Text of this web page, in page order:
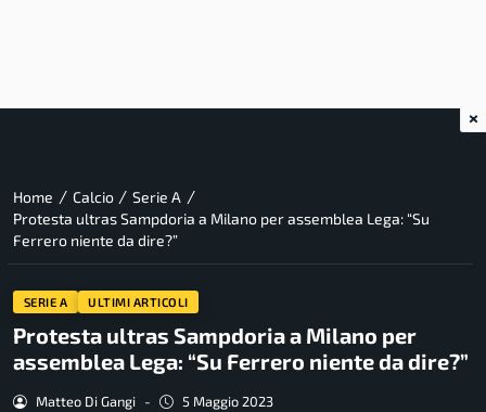
Home / Calcio / Serie A /
Protesta ultras Sampdoria a Milano per assemblea Lega: “Su
Ferrero niente da dire?”
SERIE A ULTIMI ARTICOLI
Protesta ultras Sampdoria a Milano per
assemblea Lega: “Su Ferrero niente da dire?”
Matteo Di Gangi - 5 Maggio 2023
×